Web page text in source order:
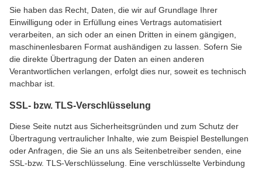
Sie haben das Recht, Daten, die wir auf Grundlage Ihrer
Einwilligung oder in Erfüllung eines Vertrags automatisiert
verarbeiten, an sich oder an einen Dritten in einem gängigen,
maschinenlesbaren Format aushändigen zu lassen. Sofern Sie
die direkte Übertragung der Daten an einen anderen
Verantwortlichen verlangen, erfolgt dies nur, soweit es technisch
machbar ist.
SSL- bzw. TLS-Verschlüsselung
Diese Seite nutzt aus Sicherheitsgründen und zum Schutz der
Übertragung vertraulicher Inhalte, wie zum Beispiel Bestellungen
oder Anfragen, die Sie an uns als Seitenbetreiber senden, eine
SSL-bzw. TLS-Verschlüsselung. Eine verschlüsselte Verbindung